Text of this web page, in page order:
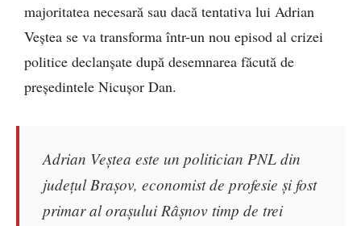
majoritatea necesară sau dacă tentativa lui Adrian
Veștea se va transforma într-un nou episod al crizei
politice declanșate după desemnarea făcută de
președintele Nicușor Dan.
Adrian Veștea este un politician PNL din
județul Brașov, economist de profesie și fost
primar al orașului Râșnov timp de trei